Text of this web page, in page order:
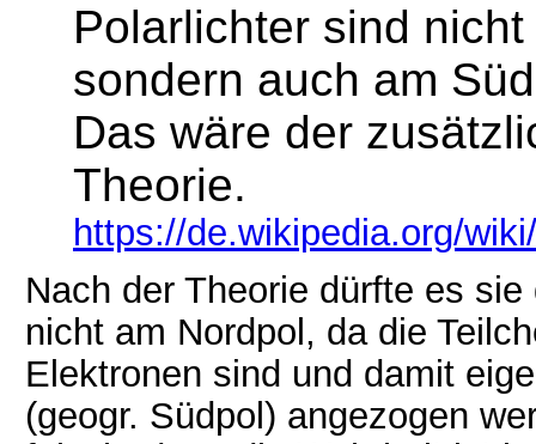
Polarlichter sind
sondern auch am
Das wäre der
Theorie.
https://de.wikipedia.org/
Nach der Theorie dürfte es
nicht am Nordpol, da die
Elektronen sind und damit
(geogr. Südpol) angezogen